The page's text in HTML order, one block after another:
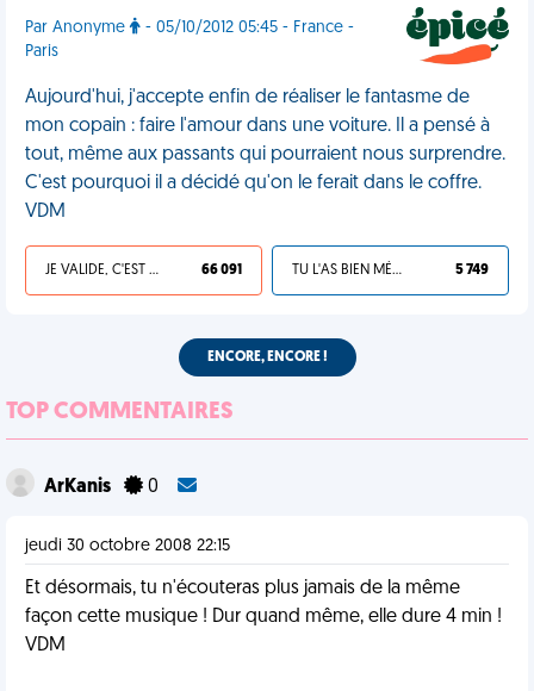
Par Anonyme
- 05/10/2012 05:45 - France -
Paris
Aujourd'hui, j'accepte enfin de réaliser le fantasme de
mon copain : faire l'amour dans une voiture. Il a pensé à
tout, même aux passants qui pourraient nous surprendre.
C'est pourquoi il a décidé qu'on le ferait dans le coffre.
VDM
JE VALIDE, C'EST UNE VDM 66 091 TU L'AS BIEN MÉRITÉ 5 749
ENCORE, ENCORE !
TOP COMMENTAIRES
ArKanis 0
jeudi 30 octobre 2008 22:15
Et désormais, tu n'écouteras plus jamais de la même
façon cette musique ! Dur quand même, elle dure 4 min !
VDM